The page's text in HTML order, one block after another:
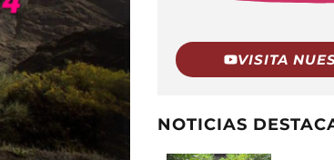
VISITA
NOTICIAS